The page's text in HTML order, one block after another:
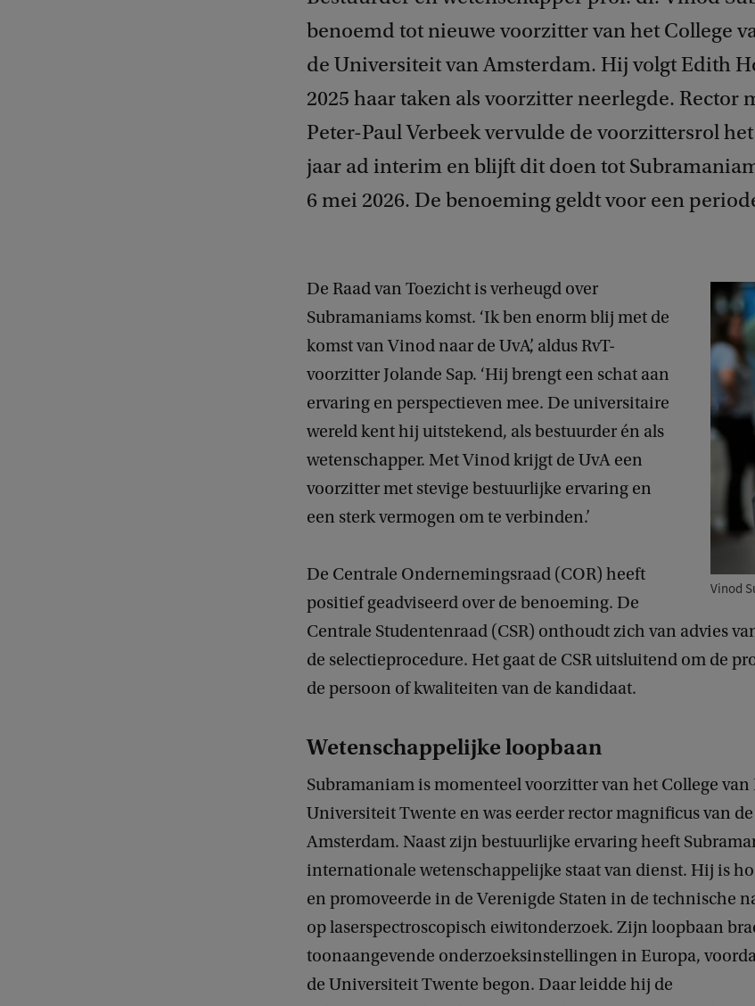
benoemd tot nieuwe voorzitter van het College
de Universiteit van Amsterdam. Hij volgt Edith
2025 haar taken als voorzitter neerlegde. Rector
Peter-Paul Verbeek vervulde de voorzittersrol
jaar ad interim en blijft dit doen tot
6 mei 2026. De benoeming geldt voor een
Vinod
De Raad van Toezicht is verheugd over
Subramaniams komst. ‘Ik ben enorm blij met de
komst van Vinod naar de UvA’, aldus RvT-
voorzitter Jolande Sap. ‘Hij brengt een schat aan
ervaring en perspectieven mee. De universitaire
wereld kent hij uitstekend, als bestuurder én als
wetenschapper. Met Vinod krijgt de UvA een
voorzitter met stevige bestuurlijke ervaring en
een sterk vermogen om te verbinden.’
De Centrale Ondernemingsraad (COR) heeft
positief geadviseerd over de benoeming. De
Centrale Studentenraad (CSR) onthoudt zich van advies
de selectieprocedure. Het gaat de CSR uitsluitend om de
de persoon of kwaliteiten van de kandidaat.
Wetenschappelijke loopbaan
Subramaniam is momenteel voorzitter van het College van
Universiteit Twente en was eerder rector magnificus van
Amsterdam. Naast zijn bestuurlijke ervaring heeft
internationale wetenschappelijke staat van dienst. Hij is
en promoveerde in de Verenigde Staten in de technische
op laserspectroscopisch eiwitonderzoek. Zijn loopbaan
toonaangevende onderzoeksinstellingen in Europa,
de Universiteit Twente begon. Daar leidde hij de